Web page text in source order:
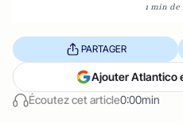
1 min
Écoutez cet article0:00min
PARTAGER
Ajouter Atlantico